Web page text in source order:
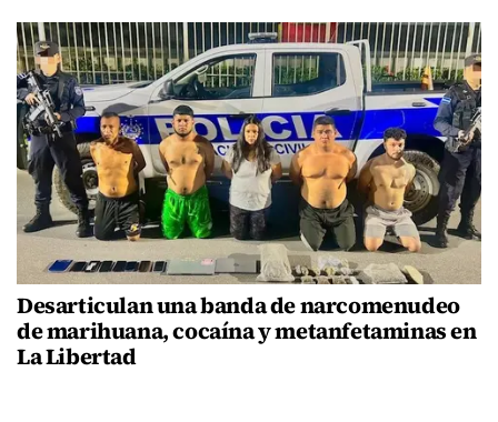
Desarticulan una banda de narcomenudeo
de marihuana, cocaína y metanfetaminas en
La Libertad